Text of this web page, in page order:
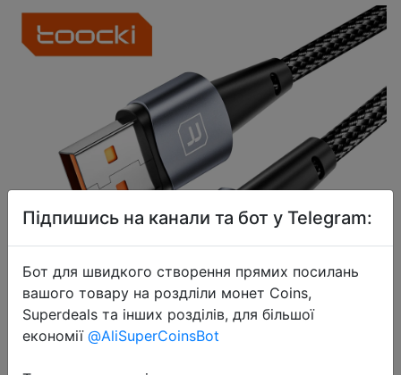
Підпишись на канали та бот у Telegram:
Бот для швидкого створення прямих посилань
вашого товару на роздліли монет Coins,
Superdeals та інших розділів, для більшої
економії @AliSuperCoinsBot